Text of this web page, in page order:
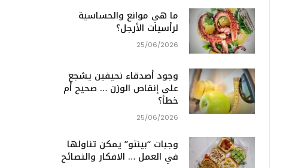
ما هي موانع والحساسية
لرأسيات الأرجل؟
25/06/2026
وجود أصدقاء نحيفين يشجع
على إنقاص الوزن … صحيح أم
خطأ؟
25/06/2026
وجبات “بينتو” يمكن تناولها
في العمل … الافكار والنصائح